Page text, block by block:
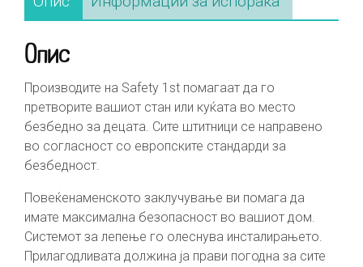
Опис
Производите на Safety 1st помагаат да го
претворите вашиот стан или куќата во место
безбедно за децата. Сите штитници се направено
во согласност со европските стандарди за
безбедност.
Повеќенаменското заклучување ви помага да
имате максимална безопасност во вашиот дом.
Системот за лепење го олеснува инсталирањето.
Прилагодливата должина ја прави погодна за сите